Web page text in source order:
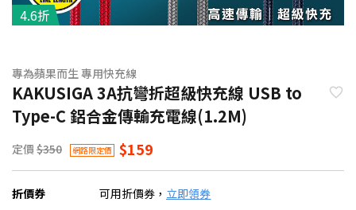
4.6折
專為蘋果而生 專用快充線
KAKUSIGA 3A抗彎折超級快充線 USB to
Type-C 鋁合金傳輸充電線(1.2M)
定價 $350 網路限定價 $159
折價券 可用折價券， 立即領券